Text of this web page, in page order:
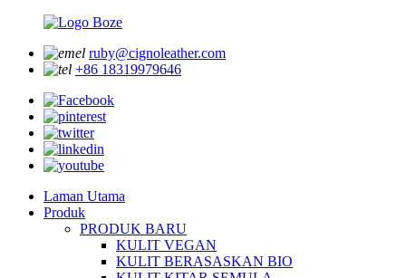
ruby@cignoleather.com
+86 18319979646
Laman Utama
Produk
PRODUK BARU
KULIT VEGAN
KULIT BERASASKAN BIO